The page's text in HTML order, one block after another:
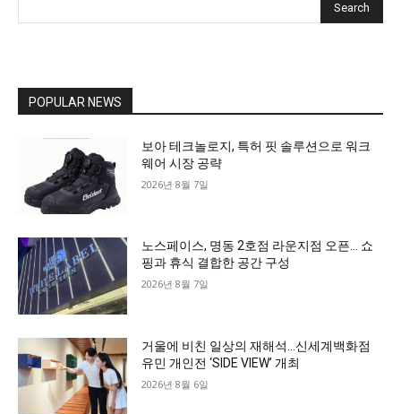
Search
POPULAR NEWS
보아 테크놀로지, 특허 핏 솔루션으로 워크
웨어 시장 공략
2026년 8월 7일
노스페이스, 명동 2호점 라운지점 오픈… 쇼
핑과 휴식 결합한 공간 구성
2026년 8월 7일
거울에 비친 일상의 재해석…신세계백화점
유민 개인전 ‘SIDE VIEW’ 개최
2026년 8월 6일